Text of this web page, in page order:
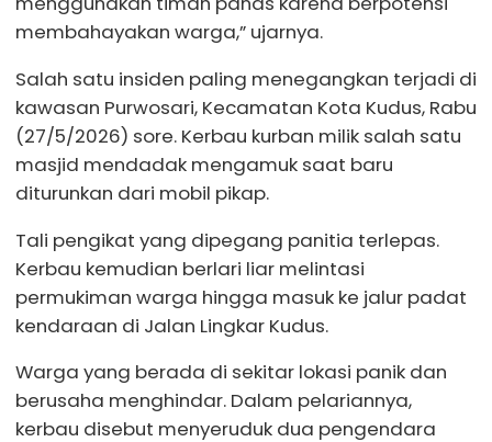
membahayakan warga,” ujarnya.
Salah satu insiden paling menegangkan terjadi di
kawasan Purwosari, Kecamatan Kota Kudus, Rabu
(27/5/2026) sore. Kerbau kurban milik salah satu
masjid mendadak mengamuk saat baru
diturunkan dari mobil pikap.
Tali pengikat yang dipegang panitia terlepas.
Kerbau kemudian berlari liar melintasi
permukiman warga hingga masuk ke jalur padat
kendaraan di Jalan Lingkar Kudus.
Warga yang berada di sekitar lokasi panik dan
berusaha menghindar. Dalam pelariannya,
kerbau disebut menyeruduk dua pengendara